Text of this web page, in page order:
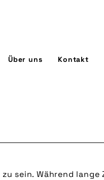
Über uns Kontakt
sein. Während lange